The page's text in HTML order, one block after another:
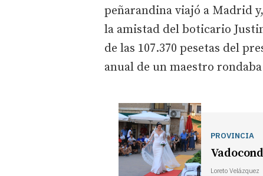
peñarandina viajó a Madrid
la amistad del boticario
de las 107.370 pesetas del
anual de un maestro rondaba
PROVINCIA
Loreto Velázquez